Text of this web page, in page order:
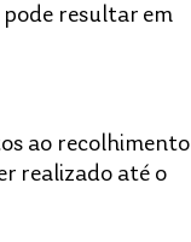
pode resultar em
ao recolhimento
realizado até o